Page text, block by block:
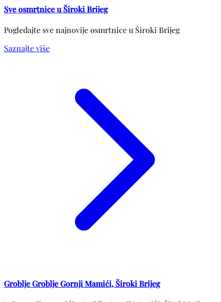
Sve osmrtnice u Široki Brijeg
Pogledajte sve najnovije osmrtnice u Široki Brijeg
Saznajte više
Groblje Groblje Gornji Mamići, Široki Brijeg